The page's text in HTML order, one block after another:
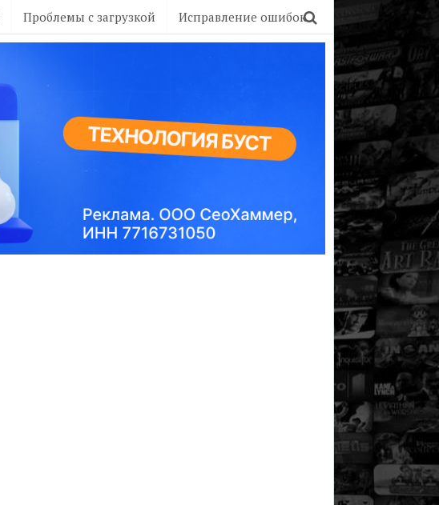
Проблемы с загрузкой Исправление ошибок